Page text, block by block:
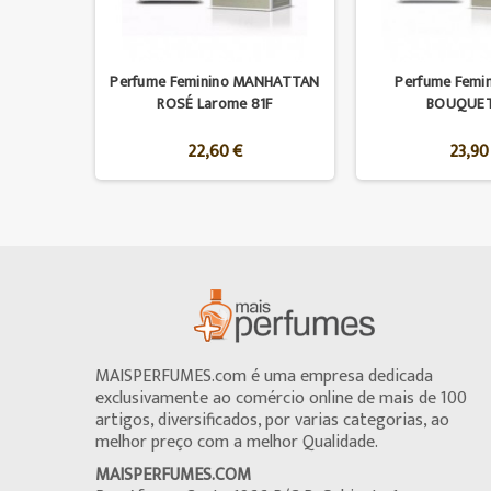
Perfume Feminino MANHATTAN
ROSÉ Larome 81F
22,60 €
Perfume
MAISPERFUMES.com é uma empresa dedicada
exclusivamente ao comércio online de mais de 100
artigos, diversificados, por varias categorias, ao
melhor preço com a melhor Qualidade.
MAISPERFUMES.COM